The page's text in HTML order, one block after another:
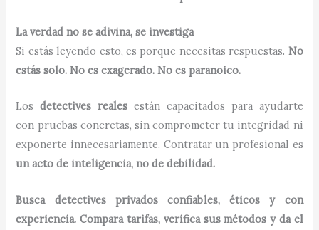
La verdad no se adivina, se investiga
Si estás leyendo esto, es porque necesitas respuestas. No
estás solo. No es exagerado. No es paranoico.
Losdetectives reales están capacitados para ayudarte
con pruebas concretas, sin comprometer tu integridad ni
exponerte innecesariamente. Contratar un profesional es
un acto de inteligencia, no de debilidad.
Busca detectives privados confiables, éticos y con
experiencia. Compara tarifas, verifica sus métodos y da el